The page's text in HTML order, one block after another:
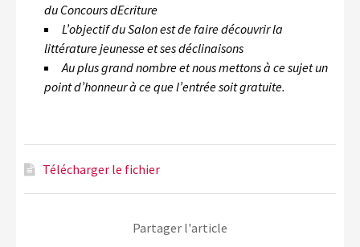
du Concours dEcriture
L’objectif du Salon est de faire découvrir la
littérature jeunesse et ses déclinaisons
Au plus grand nombre et nous mettons à ce sujet un
point d’honneur à ce que l’entrée soit gratuite.
Télécharger le fichier
Partager l'article